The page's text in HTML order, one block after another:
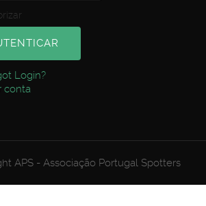
Login?
conta
APS - Associação Portugal Spotters